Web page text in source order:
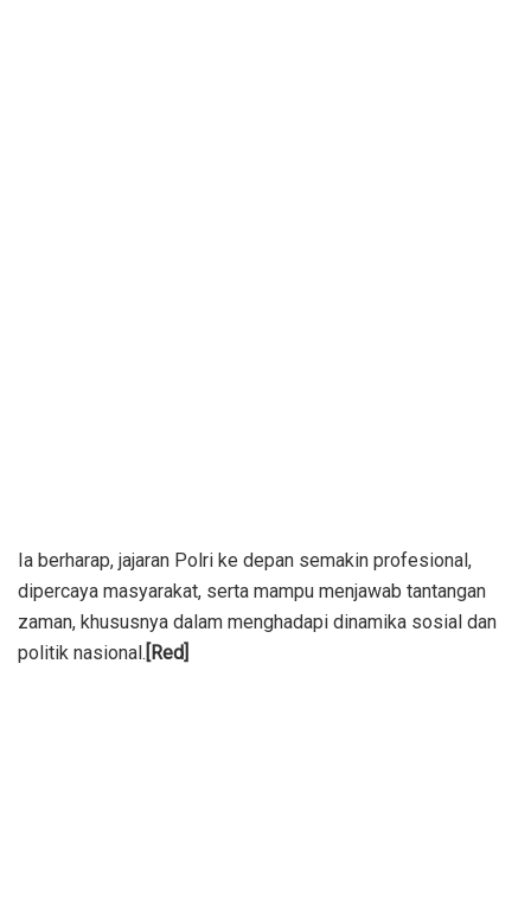
Ia berharap, jajaran Polri ke depan semakin profesional,
dipercaya masyarakat, serta mampu menjawab tantangan
zaman, khususnya dalam menghadapi dinamika sosial dan
politik nasional. [Red]